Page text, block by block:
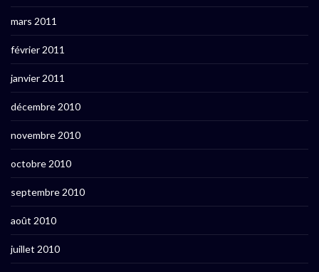
mars 2011
février 2011
janvier 2011
décembre 2010
novembre 2010
octobre 2010
septembre 2010
août 2010
juillet 2010